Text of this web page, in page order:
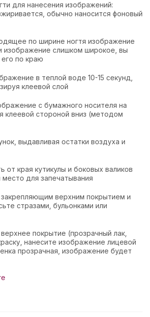
для нанесения изображений:
обычно наносится фоновый
по ширине ногтя изображение
изображение слишком широкое, вы
по краю
в теплой воде 10-15 секунд,
клеевой слой
с бумажного носителя на
клеевой стороной вниз (методом
выдавливая остатки воздуха и
от края кутикулы и боковых валиков
для запечатывания
закрепляющим верхним покрытием и
стразами, бульонками или
покрытие (прозрачный лак,
нанесите изображение лицевой
прозрачная, изображение будет